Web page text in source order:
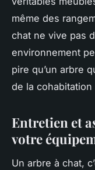
même des
chat ne vive pas
environnement
pire qu’un arbre
de la
Entretien et
votre
Un arbre à chat,